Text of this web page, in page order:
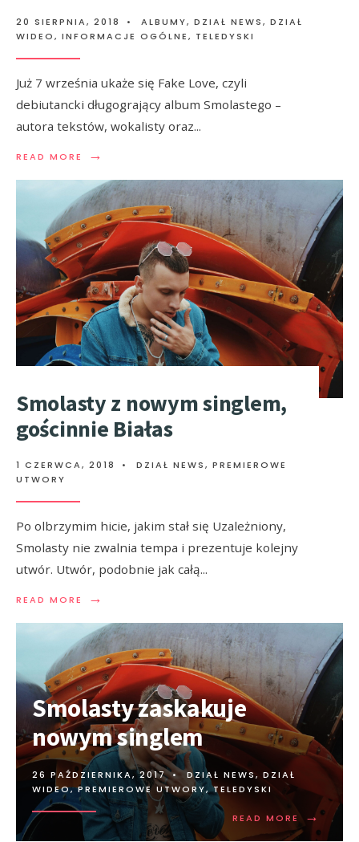
20 SIERPNIA, 2018 • ALBUMY, DZIAŁ NEWS, DZIAŁ
WIDEO, INFORMACJE OGÓLNE, TELEDYSKI
Już 7 września ukaże się Fake Love, czyli
debiutancki długogrający album Smolastego –
autora tekstów, wokalisty oraz...
READ MORE →
Smolasty z nowym singlem,
gościnnie Białas
1 CZERWCA, 2018 • DZIAŁ NEWS, PREMIEROWE
UTWORY
Po olbrzymim hicie, jakim stał się Uzależniony,
Smolasty nie zwalnia tempa i prezentuje kolejny
utwór. Utwór, podobnie jak całą...
READ MORE →
Smolasty zaskakuje
nowym singlem
26 PAŹDZIERNIKA, 2017 • DZIAŁ NEWS, DZIAŁ
WIDEO,PREMIEROWE UTWORY,TELEDYSKI
READ MORE →